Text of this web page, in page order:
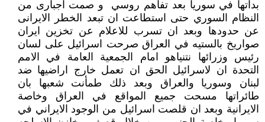
بداتها في سوريا بعد تفاهم روسي و صمت اجبارى من
النظام السوري حتى استطاعت ان تبعد الخطر الايرانى
عن حدودها وبعد ان تسرب للاعلام عن تخزين ايران
صواريخ بالستيه في العراق صرحت اسرائيل على لسان
رئيس وزرائها نتنياهو امام الجمعية العامة في الامم
التحدة ان لاسرائيل الحق ان تعمل خارج اراضيها ضد
لبنان وسوريا والعراق وبعد ذلك طمأنت شعبها بان
طائراتها مسحت جميع المواقع في العراق وخاصة
الايرانية وبعد ان قلصت اسرائيل من الوجود الايراني في